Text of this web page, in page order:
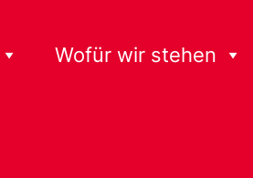
Wofür wir stehen